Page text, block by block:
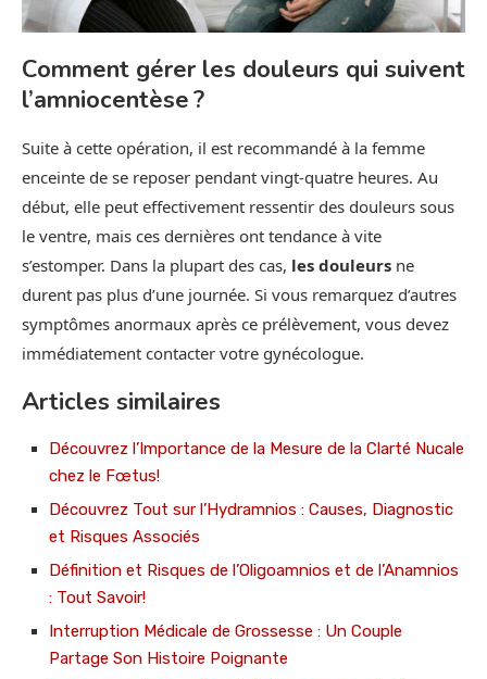
Comment gérer les douleurs qui suivent
l’amniocentèse ?
Suite à cette opération, il est recommandé à la femme
enceinte de se reposer pendant vingt-quatre heures. Au
début, elle peut effectivement ressentir des douleurs sous
le ventre, mais ces dernières ont tendance à vite
s’estomper. Dans la plupart des cas, les douleurs ne
durent pas plus d’une journée. Si vous remarquez d’autres
symptômes anormaux après ce prélèvement, vous devez
immédiatement contacter votre gynécologue.
Articles similaires
Découvrez l’Importance de la Mesure de la Clarté Nucale
chez le Fœtus!
Découvrez Tout sur l’Hydramnios : Causes, Diagnostic
et Risques Associés
Définition et Risques de l’Oligoamnios et de l’Anamnios
: Tout Savoir!
Interruption Médicale de Grossesse : Un Couple
Partage Son Histoire Poignante